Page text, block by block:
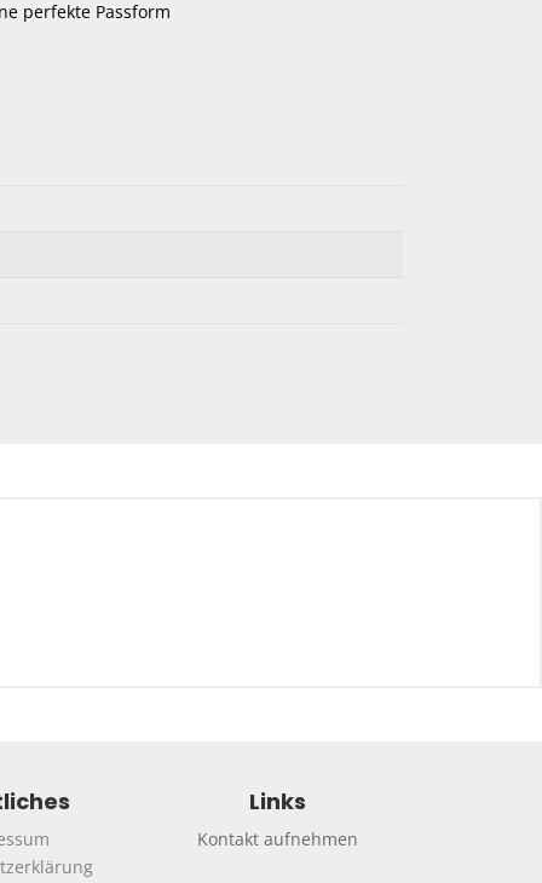
perfekte Passform
Links
Kontakt aufnehmen